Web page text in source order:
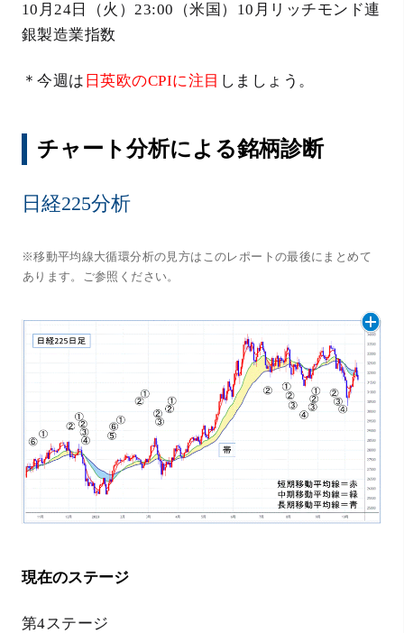
10月24日（火）23:00（米国）10月リッチモンド連
銀製造業指数
＊今週は 日英欧のCPIに注目 しましょう。
チャート分析による銘柄診断
日経225分析
※移動平均線大循環分析の見方はこのレポートの最後にまとめて
あります。ご参照ください。
現在のステージ
第4ステージ